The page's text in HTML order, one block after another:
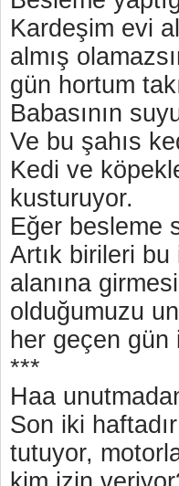
Kardeşim evi
almış
gün hortum
Babasının
Ve bu şahıs
Kedi ve
kusturuyor.
Eğer besleme
Artık birileri
alanına
olduğumuzu
her geçen gün
***
Haa
Son iki
tutuyor,